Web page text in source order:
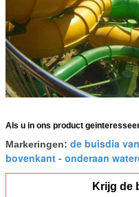
Als u in ons product
Markeringen: de buisdia
bovenkant - onderaan
Krijg de